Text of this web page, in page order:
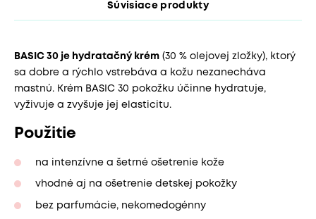
Súvisiace produkty
BASIC 30 je hydratačný krém (30 % olejovej zložky), ktorý
sa dobre a rýchlo vstrebáva a kožu nezanecháva
mastnú. Krém BASIC 30 pokožku účinne hydratuje,
vyživuje a zvyšuje jej elasticitu.
Použitie
na intenzívne a šetrné ošetrenie kože
vhodné aj na ošetrenie detskej pokožky
bez parfumácie, nekomedogénny